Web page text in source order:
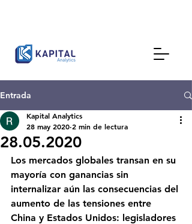
Entrada
28.05.2020
Kapital Analytics
28 may 2020 2 min de lectura
Los mercados globales transan en su
mayoría con ganancias sin
internalizar aún las consecuencias del
aumento de las tensiones entre
China y Estados Unidos: legisladores